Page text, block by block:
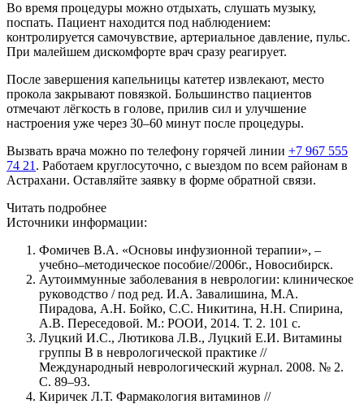
Во время процедуры можно отдыхать, слушать музыку,
поспать. Пациент находится под наблюдением:
контролируется самочувствие, артериальное давление, пульс.
При малейшем дискомфорте врач сразу реагирует.
После завершения капельницы катетер извлекают, место
прокола закрывают повязкой. Большинство пациентов
отмечают лёгкость в голове, прилив сил и улучшение
настроения уже через 30–60 минут после процедуры.
Вызвать врача можно по телефону горячей линии +7 967 555
74 21. Работаем круглосуточно, с выездом по всем районам в
Астрахани. Оставляйте заявку в форме обратной связи.
Читать подробнее
Источники информации:
Фомичев В.А. «Основы инфузионной терапии», –
учебно–методическое пособие//2006г., Новосибирск.
Аутоиммунные заболевания в неврологии: клиническое
руководство / под ред. И.А. Завалишина, М.А.
Пирадова, А.Н. Бойко, С.С. Никитина, Н.Н. Спирина,
А.В. Переседовой. М.: РООИ, 2014. Т. 2. 101 с.
Луцкий И.С., Лютикова Л.В., Луцкий Е.И. Витамины
группы В в неврологической практике //
Международный неврологический журнал. 2008. № 2.
С. 89–93.
Киричек Л.Т. Фармакология витаминов //